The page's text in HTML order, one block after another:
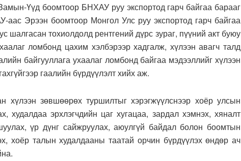
Үүд боомтоор БНХАУ руу экспортод гарч байгаа барааг
Эрээн боомтоор Монгол Улс руу экспортод гарч байгаа
шалгасан тохиолдолд рентгений дүрс зураг, пүүний акт буюу
ломбонд цахим хэлбэрээр хадгалж, хүлээн авагч талд
байгууллага ухаалаг ломбонд байгаа мэдээллийг хүлээн
гаалийн бүрдүүлэлт хийх аж.
хүлээн зөвшөөрөх туршилтыг хэрэгжүүлснээр хоёр улсын
худалдаа эрхлэгчдийн цаг хугацаа, зардал хэмнэх, хяналт
үр дүнг сайжруулах, аюулгүй байдал болон боомтын
хоёр талын худалдааны таатай орчин бүрдүүлэх өндөр ач